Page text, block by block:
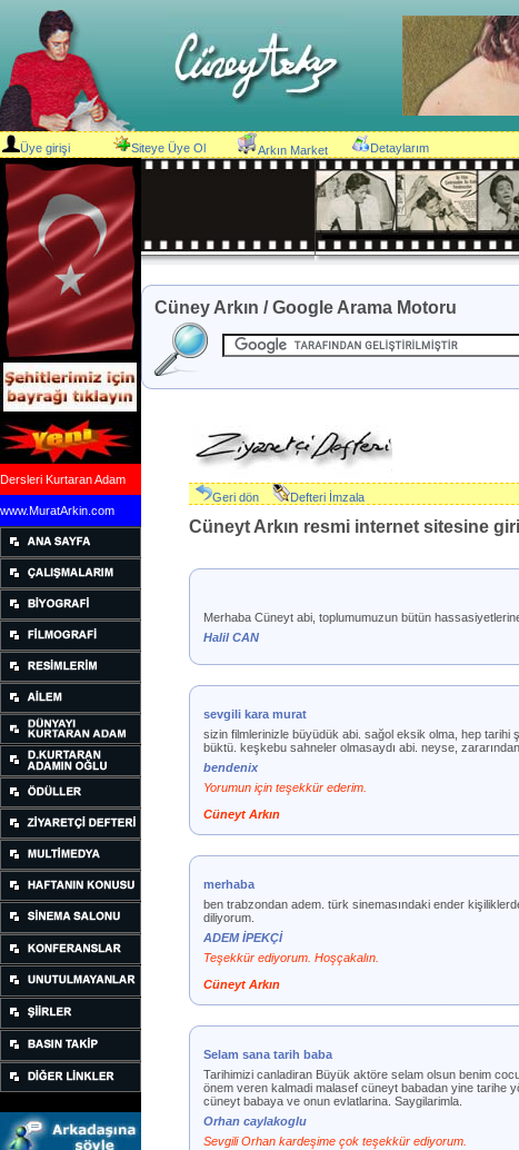
Üye girişi Siteye Üye Ol Arkın Market Detaylarım
Dersleri Kurtaran Adam
www.MuratArkin.com
Cüney Arkın / Google Arama Motoru
Geri dön Defteri İmzala
Cüneyt Arkın resmi internet sitesine
Merhaba Cüneyt abi, toplumumuzun bütün
Halil CAN
sevgili kara murat
sizin filmlerinizle büyüdük abi. sağol eksik olma, hep
büktü. keşkebu sahneler olmasaydı abi. neyse,
bendenix
Yorumun için teşekkür ederim.
Cüneyt Arkın
merhaba
ben trabzondan adem. türk sinemasındaki ender
diliyorum.
ADEM İPEKÇİ
Teşekkür ediyorum. Hoşçakalın.
Cüneyt Arkın
Selam sana tarih baba
Tarihimizi canladiran Büyük aktöre selam olsun benim
önem veren kalmadi malasef cüneyt babadan yine tarihe
cüneyt babaya ve onun evlatlarina. Saygilarimla.
Orhan caylakoglu
Sevgili Orhan kardeşime çok teşekkür ediyorum.